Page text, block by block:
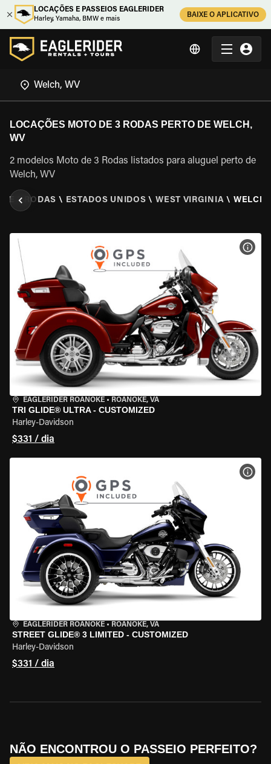
LOCAÇÕES E PASSEIOS EAGLERIDER
Harley, Yamaha, BMW e mais
BAIXE O APLICATIVO
LOCAÇÕES MOTO DE 3 RODAS PERTO DE WELCH,
WV
2 modelos Moto de 3 Rodas listados para aluguel perto de
Welch, WV
3 RODAS \ ESTADOS UNIDOS \ WEST VIRGINIA \ WELCH,
EAGLERIDER ROANOKE • ROANOKE, VA
TRI GLIDE® ULTRA - CUSTOMIZED
Harley-Davidson
$331 / dia
VER
EAGLERIDER ROANOKE • ROANOKE, VA
STREET GLIDE® 3 LIMITED - CUSTOMIZED
Harley-Davidson
$331 / dia
VER
NÃO ENCONTROU O PASSEIO PERFEITO?